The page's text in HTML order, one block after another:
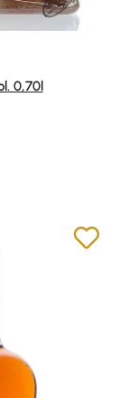
Sternen
0,70l